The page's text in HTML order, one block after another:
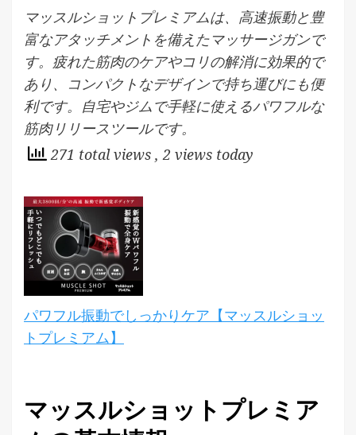
マッスルショットプレミアムは、高速振動と豊
富なアタッチメントを備えたマッサージガンで
す。疲れた筋肉のケアやコリの解消に効果的で
あり、コンパクトなデザインで持ち運びにも便
利です。自宅やジムで手軽に使えるパワフルな
筋肉リリースツールです。
271 total views , 2 views today
パワフル振動でしっかりケア【マッスルショッ
トプレミアム】
マッスルショットプレミア